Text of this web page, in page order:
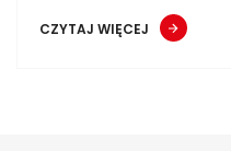
CZYTAJ WIĘCEJ